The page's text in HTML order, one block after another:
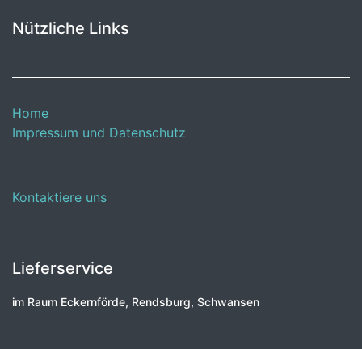
Nützliche Links
Home
Impressum und Datenschutz
Kontaktiere uns
Lieferservice
im Raum Eckernförde, Rendsburg, Schwansen